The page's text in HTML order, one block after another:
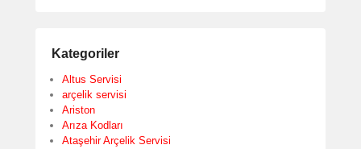
Kategoriler
Altus Servisi
arçelik servisi
Ariston
Arıza Kodları
Ataşehir Arçelik Servisi